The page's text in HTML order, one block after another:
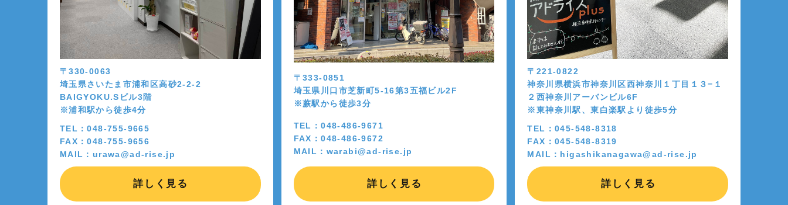
〒330-0063
埼玉県さいたま市浦和区高砂2-2-2
BAIGYOKU.Sビル3階
※浦和駅から徒歩4分
TEL：048-755-9665
FAX：048-755-9656
MAIL：urawa@ad-rise.jp
詳しく見る
〒333-0851
埼玉県川口市芝新町5-16第3五福ビル2F
※蕨駅から徒歩3分
TEL：048-486-9671
FAX：048-486-9672
MAIL：warabi@ad-rise.jp
詳しく見る
〒221-0822
神奈川県横浜市神奈川区西神奈川１丁目１３−１
２西神奈川アーバンビル6F
※東神奈川駅、東白楽駅より徒歩5分
TEL：045-548-8318
FAX：045-548-8319
MAIL：higashikanagawa@ad-rise.jp
詳しく見る